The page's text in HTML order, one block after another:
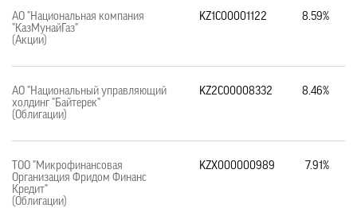
АО "Национальная компания
"КазМунайГаз"
(Акции)
KZ1C00001122 8.59%
АО "Национальный управляющий
холдинг "Байтерек"
(Облигации)
KZ2C00008332 8.46%
ТОО "Микрофинансовая
Организация Фридом Финанс
Кредит"
(Облигации)
KZX000000989 7.91%